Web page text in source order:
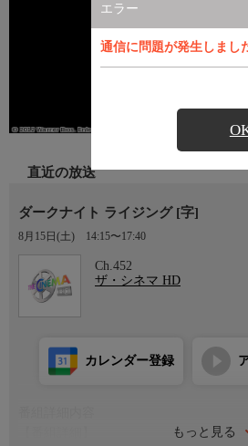
エラー
通信に問題が発生しまし
直近の放送
ダークナイト ライジング [字]
8月15日(土) 14:15〜17:40
Ch.452
ザ・シネマ HD
もっと見る
カレンダー登録